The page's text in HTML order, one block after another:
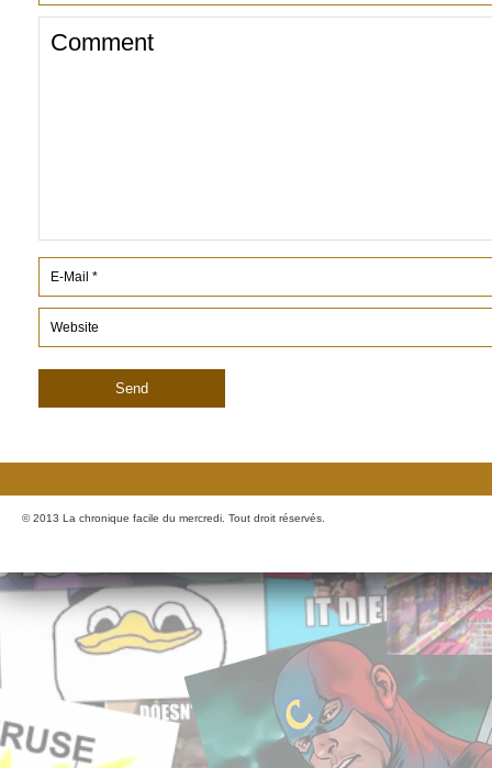
© 2013 La chronique facile du mercredi. Tout droit réservés.